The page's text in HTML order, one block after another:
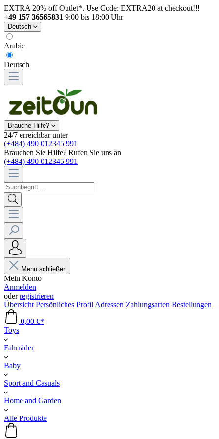
EXTRA 20% off Outlet*. Use Code: EXTRA20 at checkout!!!
+49 157 36565831 9:00 bis 18:00 Uhr
Deutsch
Arabic
Deutsch
Brauche Hilfe?
24/7 erreichbar unter
(+484) 490 012345 991
Brauchen Sie Hilfe? Rufen Sie uns an
(+484) 490 012345 991
Menü schließen
Mein Konto
Anmelden
oderregistrieren
Übersicht Persönliches Profil Adressen Zahlungsarten Bestellungen
0,00 €*
Toys
Fahrräder
Baby
Sport and Casuals
Home and Garden
Alle Produkte